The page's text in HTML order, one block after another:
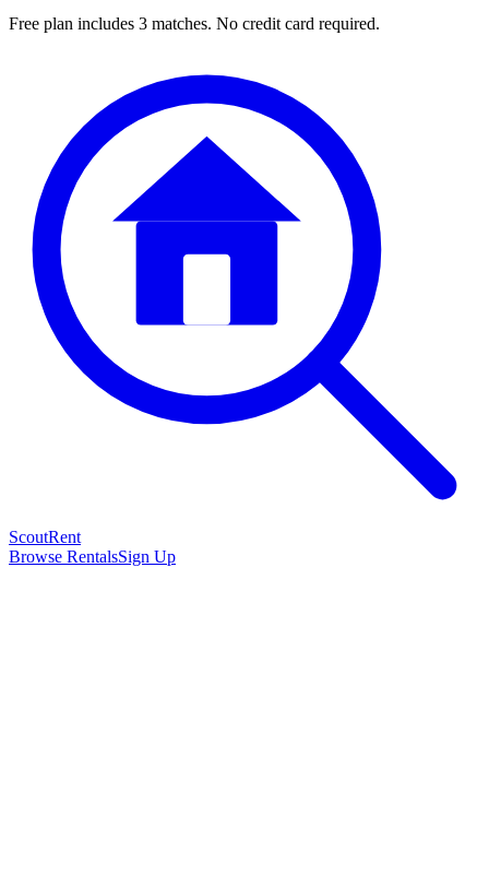
Free plan includes 3 matches. No credit card required.
ScoutRent
Browse RentalsSign Up